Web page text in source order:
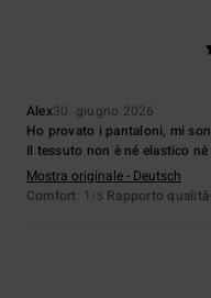
Alex30. giugno 2026
Ho provato i pantaloni, mi
Il tessuto non è né elastico
Mostra originale - Deutsch
Comfort: 1 /5 Rapporto